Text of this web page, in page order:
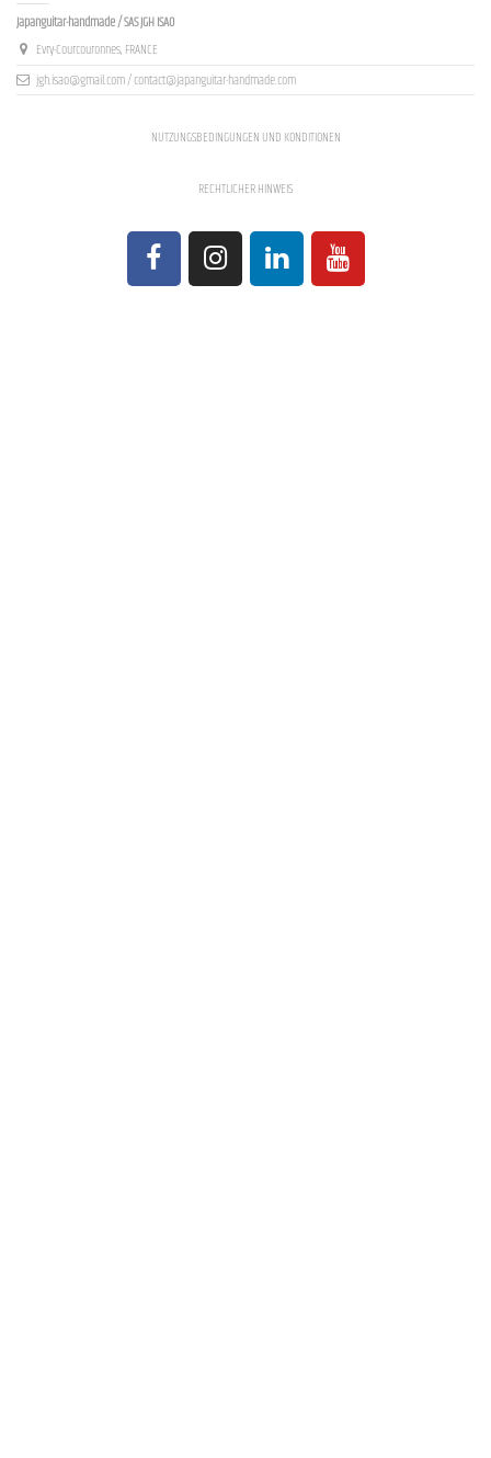
Japanguitar-handmade / SAS JGH ISAO
Evry-Courcouronnes, FRANCE
jgh.isao@gmail.com / contact@japanguitar-handmade.com
NUTZUNGSBEDINGUNGEN UND KONDITIONEN
RECHTLICHER HINWEIS